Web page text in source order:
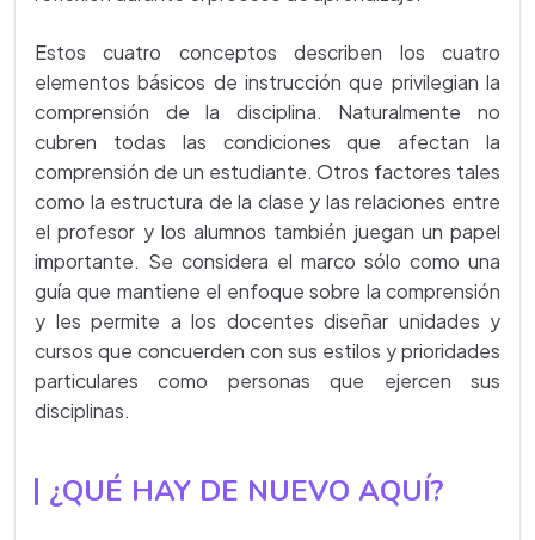
Estos cuatro conceptos describen los cuatro
elementos básicos de instrucción que privilegian la
comprensión de la disciplina. Naturalmente no
cubren todas las condiciones que afectan la
comprensión de un estudiante. Otros factores tales
como la estructura de la clase y las relaciones entre
el profesor y los alumnos también juegan un papel
importante. Se considera el marco sólo como una
guía que mantiene el enfoque sobre la comprensión
y les permite a los docentes diseñar unidades y
cursos que concuerden con sus estilos y prioridades
particulares como personas que ejercen sus
disciplinas.
¿QUÉ HAY DE NUEVO AQUÍ?